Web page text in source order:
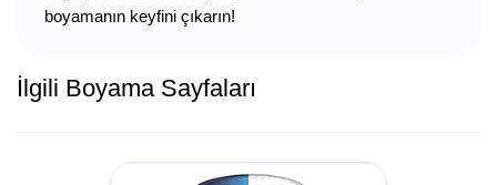
boyamanın keyfini çıkarın!
İlgili Boyama Sayfaları